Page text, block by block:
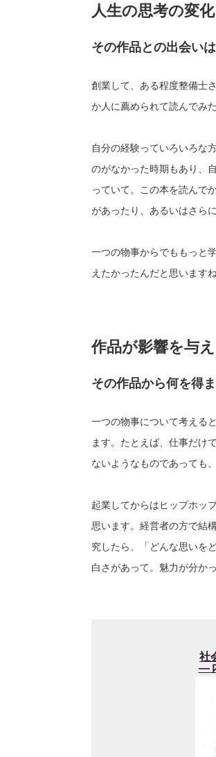
人生の思考の変化
その作品との出会い
創業して、ある程度整備士
か人に薦められて読んでみた
自分の経験っていろいろな
のがなかった時期もあり、
っていて。この本を読んで
があったり、あるいはさら
一つの物事からでももっと
えたかったんだと思いますね
作品が影響を与
その作品から何を得
一つの物事について考える
ます。たとえば、仕事だけ
ないようなものであっても
起業してからはヒップホッ
思います。経営者の方で結
究したら、「どんな思いを
白さがあって。魅力が分か
社
―